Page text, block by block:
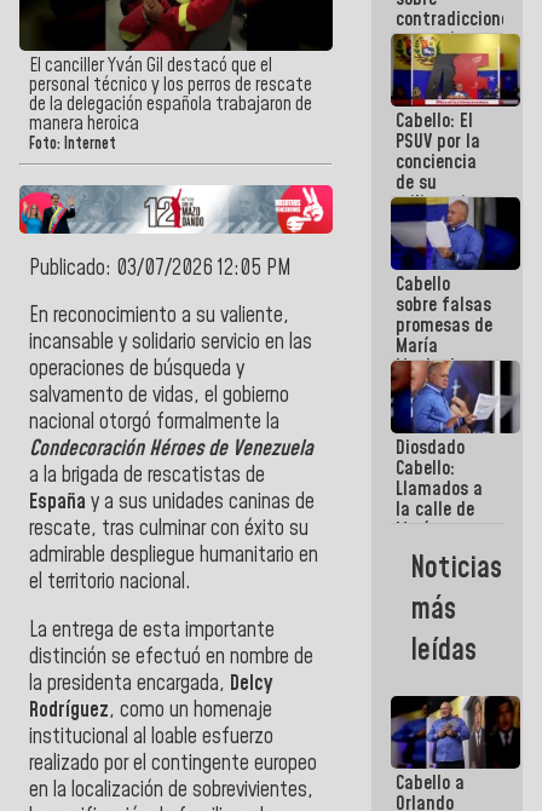
El canciller Yván Gil destacó que el
personal técnico y los perros de rescate
de la delegación española trabajaron de
manera heroica
Foto: Internet
Publicado: 03/07/2026 12:05 PM
En reconocimiento a su valiente,
incansable y solidario servicio en las
operaciones de búsqueda y
salvamento de vidas, el gobierno
nacional otorgó formalmente la
Condecoración Héroes de Venezuela
a la brigada de rescatistas de
España y a sus unidades caninas de
rescate, tras culminar con éxito su
admirable despliegue humanitario en
el territorio nacional.
La entrega de esta importante
distinción se efectuó en nombre de
la presidenta encargada, Delcy
Rodríguez, como un homenaje
institucional al loable esfuerzo
realizado por el contingente europeo
en la localización de sobrevivientes,
hay
programa
contradicciones
y mentiras
de María
Machado:
¡Créanle!
Cabello: El
PSUV por la
conciencia
de su
militancia
es la
organización
política más
sólida de
Venezuela
Cabello
sobre falsas
promesas de
María
Machado:
¿Quién le
puede creer?
¿Y la gente
que ella iba
a salvar en
La Guaira?
Diosdado
Cabello:
Llamados a
la calle de
María
Machado se
estrellaron
de frente
contra el
Pueblo
Noticias
más
leídas
Cabello a
Orlando